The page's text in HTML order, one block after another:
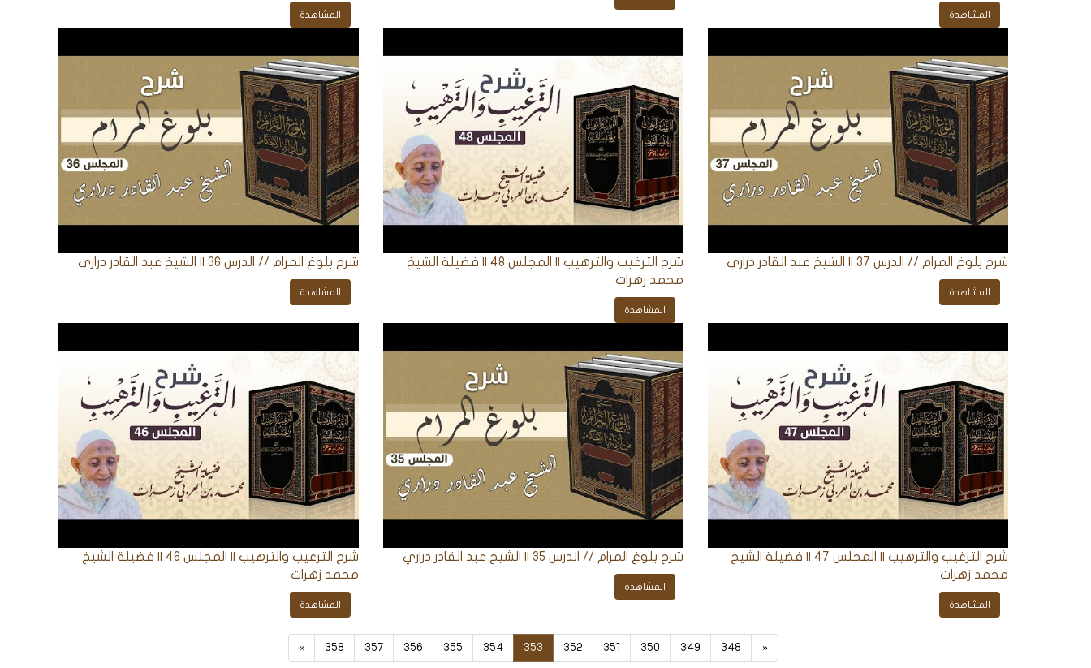
المشاهدة المشاهدة
شرح بلوغ المرام // الدرس 37 || الشيخ عبد القادر دراري
المشاهدة
شرح الترغيب والترهيب || المجلس 48 || فضيلة الشيخ
محمد زهرات
المشاهدة
شرح بلوغ المرام // الدرس 36 || الشيخ عبد القادر دراري
المشاهدة
شرح الترغيب والترهيب || المجلس 47 || فضيلة الشيخ
محمد زهرات
المشاهدة
شرح بلوغ المرام // الدرس 35 || الشيخ عبد القادر دراري
المشاهدة
شرح الترغيب والترهيب || المجلس 46 || فضيلة الشيخ
محمد زهرات
المشاهدة
«
348
349
350
351
352
353
354
355
356
357
358
»